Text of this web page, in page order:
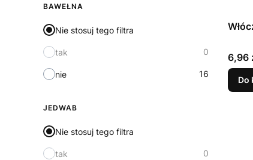
BAWEŁNA
Nie stosuj tego filtra
tak 0
nie 16
JEDWAB
Nie stosuj tego filtra
tak 0
Cena
6,96
Do